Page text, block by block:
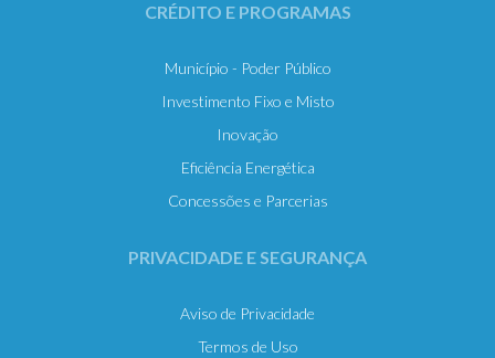
CRÉDITO E PROGRAMAS
Município - Poder Público
Investimento Fixo e Misto
Inovação
Eficiência Energética
Concessões e Parcerias
PRIVACIDADE E SEGURANÇA
Aviso de Privacidade
Termos de Uso